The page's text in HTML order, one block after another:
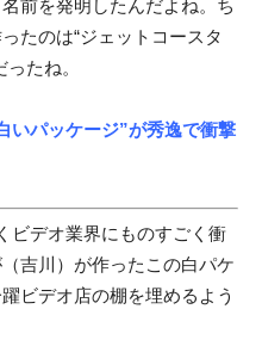
前を発明したんだよね。ち
たのは“ジェットコースタ
たね。
いパッケージ”が秀逸で衝撃
ビデオ業界にものすごく衝
吉川）が作ったこの白パケ
ビデオ店の棚を埋めるよう